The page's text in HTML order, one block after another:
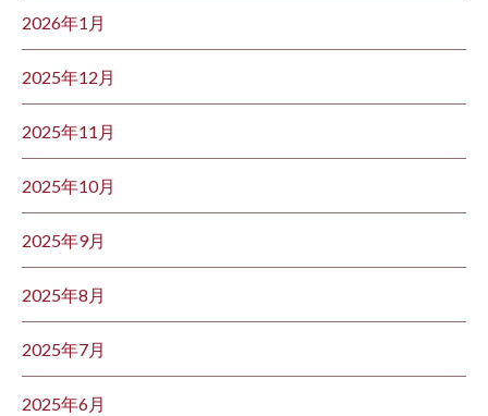
2026年1月
2025年12月
2025年11月
2025年10月
2025年9月
2025年8月
2025年7月
2025年6月